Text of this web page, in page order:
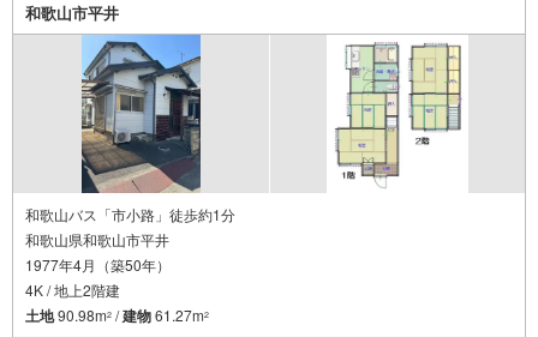
和歌山市平井
和歌山バス「市小路」徒歩約1分
和歌山県和歌山市平井
1977年4月（築50年）
4K / 地上2階建
土地90.98m2 /建物61.27m2